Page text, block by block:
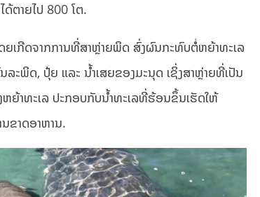
ຕາຍໄປ 800 ໂຕ.
ຍເກີດຈາກການທີ່ສາຫຼ່າຍພິດ ສົ່ງຜົນກະທົບຕໍ່ຫຍ້າທະເລ
ະພິດ, ປຸ໋ຍ ແລະ ນ້ຳເສຍຂອງມະນຸດ ເຊິ່ງສາຫຼ່າຍທີ່ເປັນ
ຍ້າທະເລ ປະກອບກັບນ້ຳທະເລທີ່ຮ້ອນຂຶ້ນເຮັດໃຫ້
ຂາດອາຫານ.